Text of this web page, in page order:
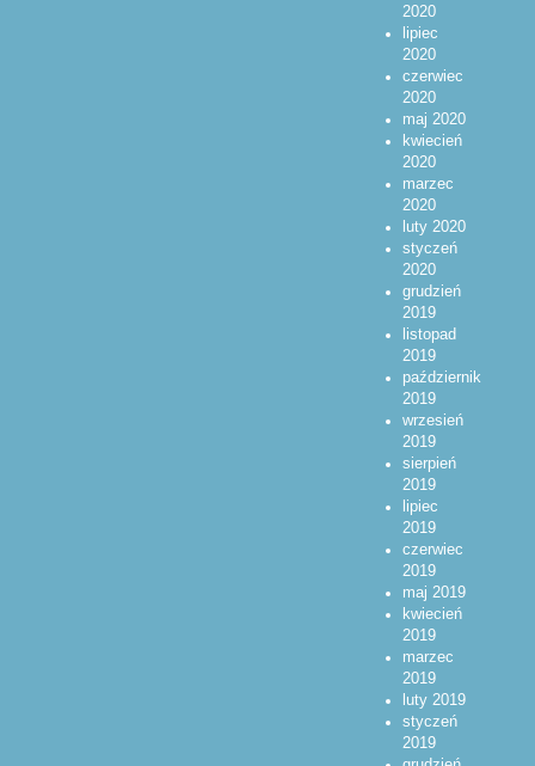
2020
lipiec
2020
czerwiec
2020
maj 2020
kwiecień
2020
marzec
2020
luty 2020
styczeń
2020
grudzień
2019
listopad
2019
październik
2019
wrzesień
2019
sierpień
2019
lipiec
2019
czerwiec
2019
maj 2019
kwiecień
2019
marzec
2019
luty 2019
styczeń
2019